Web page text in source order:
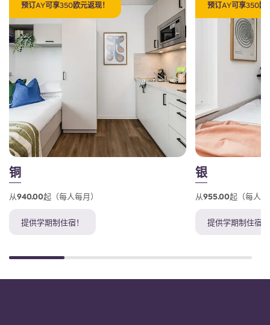
预订AY可享350欧元返现！
铜
从940.00起（每人每月）
提供学期制住宿！
预订AY可享350欧
银
从955.00起（每人
提供学期制住宿！